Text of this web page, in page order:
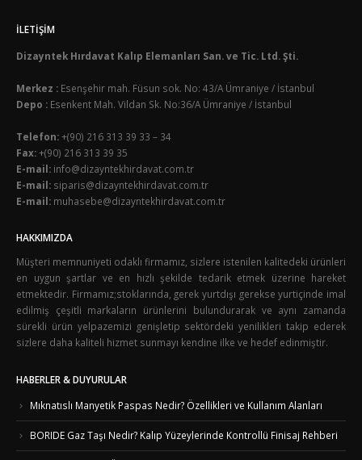
İLETIŞIM
Dizayntek Hırdavat Kalıp Elemanları San. ve Tic. Ltd. Şti.
Merkez : Esenşehir mah. Füsun sok. No: 43/A Ümraniye / İstanbul
Depo : Esenkent Mah. Vildan Sk. No:36/A Ümraniye / İstanbul
Telefon:+(90) 216 313 39 33 – 34
Fax:+(90) 216 313 39 35
E-mail: info@dizayntekhirdavat.com.tr
E-mail: siparis@dizayntekhirdavat.com.tr
E-mail: muhasebe@dizayntekhirdavat.com.tr
HAKKIMIZDA
Müşteri memnuniyeti odaklı firmamız, sizlere istenilen kalitedeki ürünleri
en uygun şartlar ve en hızlı şekilde tedarik etmek üzerine hareket
etmektedir. Firmamız;stoklarında, gerek yurtdışı gerekse yurtiçinde imal
edilmiş çeşitli markaların ürünlerini bulundurarak ve aynı zamanda
sürekli ürün yelpazemizi genişletip sektördeki yenilikleri takip ederek
sizlere daha kaliteli hizmet sunmayı kendine ilke ve hedef edinmiştir.
HABERLER & DUYURULAR
Mıknatıslı Manyetik Paspas Nedir? Özellikleri ve Kullanım Alanları
BORIDE Gaz Taşı Nedir? Kalıp Yüzeylerinde Kontrollü Finisaj Rehberi